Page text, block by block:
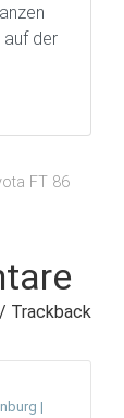
auf der
FT 86
Trackback
|